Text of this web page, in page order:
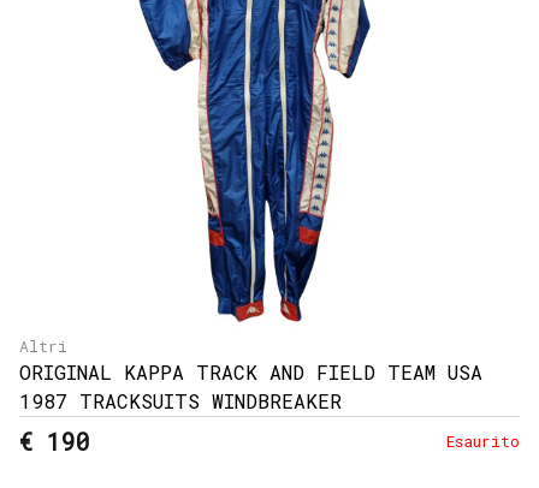
Altri
ORIGINAL KAPPA TRACK AND FIELD TEAM USA
1987 TRACKSUITS WINDBREAKER
€ 190 Esaurito